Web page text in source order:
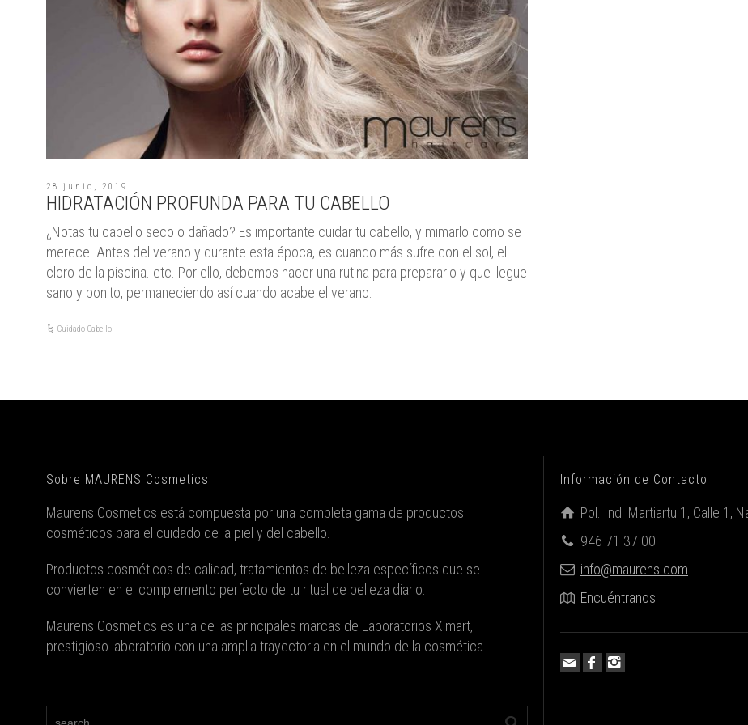
28 junio, 2019
HIDRATACIÓN PROFUNDA PARA TU CABELLO
¿Notas tu cabello seco o dañado? Es importante cuidar tu cabello, y mimarlo como se
merece. Antes del verano y durante esta época, es cuando más sufre con el sol, el
cloro de la piscina..etc. Por ello, debemos hacer una rutina para prepararlo y que llegue
sano y bonito, permaneciendo así cuando acabe el verano.
Cuidado Cabello
Sobre MAURENS Cosmetics
Maurens Cosmetics está compuesta por una completa gama de productos
cosméticos para el cuidado de la piel y del cabello.
Productos cosméticos de calidad, tratamientos de belleza específicos que se
convierten en el complemento perfecto de tu ritual de belleza diario.
Maurens Cosmetics es una de las principales marcas de Laboratorios Ximart,
prestigioso laboratorio con una amplia trayectoria en el mundo de la cosmética.
Información de Contacto
Pol. Ind. Martiartu 1, Calle 1,
946 71 37 00
info@maurens.com
Encuéntranos